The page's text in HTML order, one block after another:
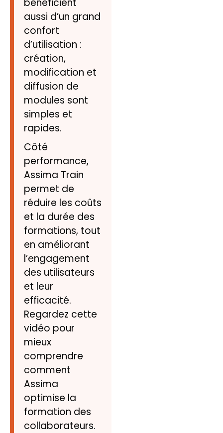
bénéficient
aussi d’un grand
confort
d’utilisation :
création,
modification et
diffusion de
modules sont
simples et
rapides.
Côté
performance,
Assima Train
permet de
réduire les coûts
et la durée des
formations, tout
en améliorant
l’engagement
des utilisateurs
et leur
efficacité.
Regardez cette
vidéo pour
mieux
comprendre
comment
Assima
optimise la
formation des
collaborateurs.